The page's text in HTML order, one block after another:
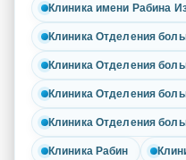
Клиника имени Рабина
Клиника Отделения
Клиника Отделения
Клиника Отделения
Клиника Отделения
Клиника Рабин